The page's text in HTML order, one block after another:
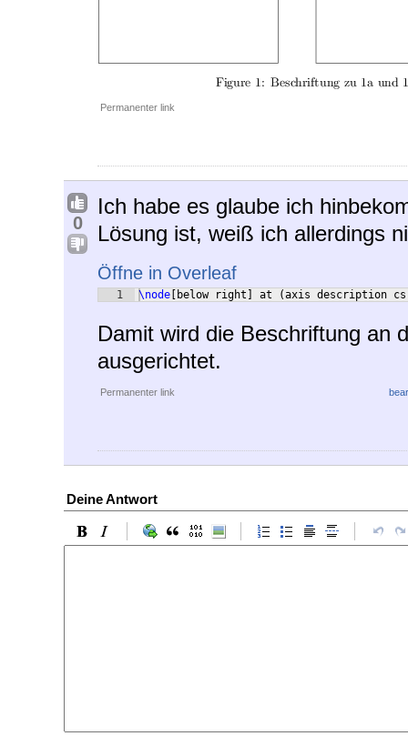
Permanenter link
0
Ich habe es glaube ich
Lösung ist, weiß ich allerdings
Öffne in Overleaf
1 \node below right at (axis description
Damit wird die Beschriftung an
ausgerichtet.
Permanenter link
Deine Antwort